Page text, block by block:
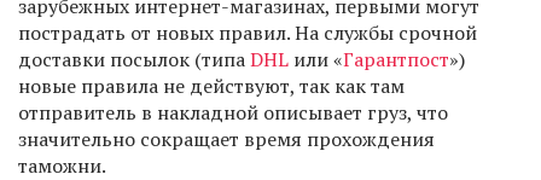
зарубежных интернет-магазинах, первыми могут
пострадать от новых правил. На службы срочной
доставки посылок (типаDHL или «Гарантпост»)
новые правила не действуют, так как там
отправитель в накладной описывает груз, что
значительно сокращает время прохождения
таможни.